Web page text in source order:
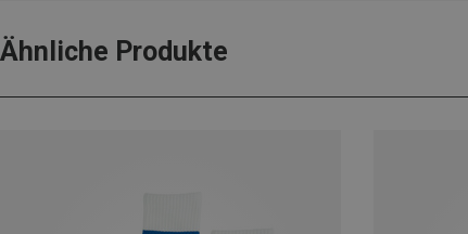
Ähnliche Produkte